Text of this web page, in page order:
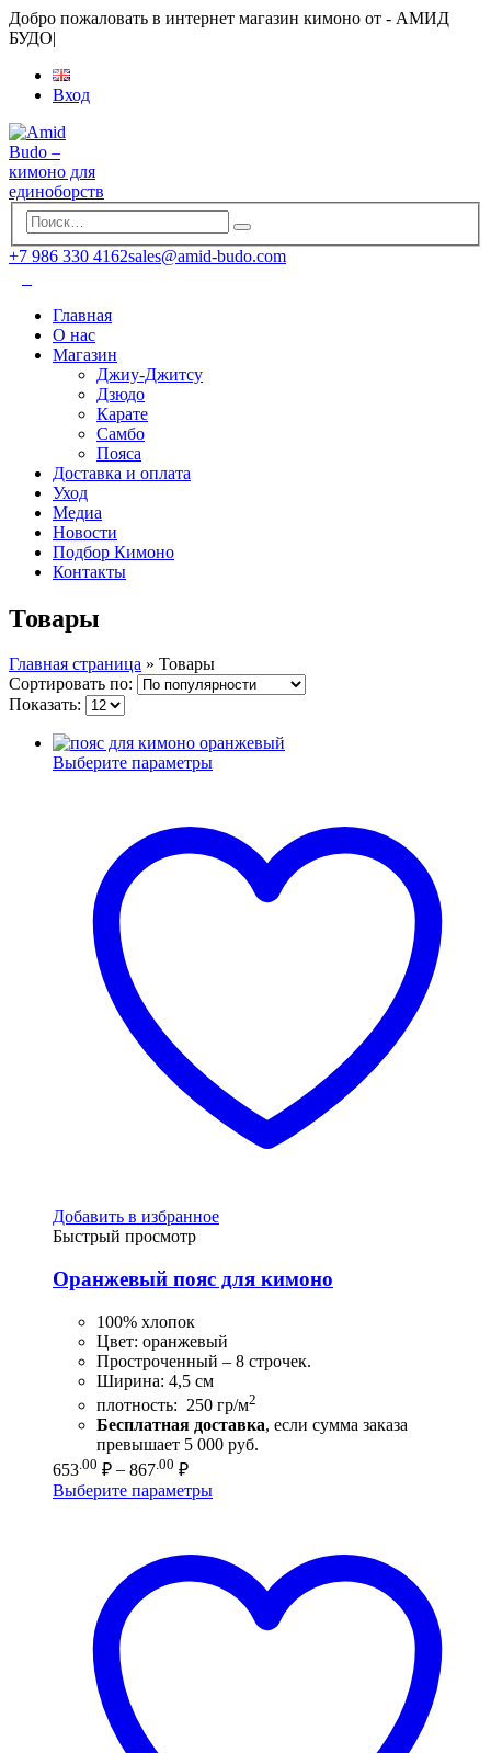
Добро пожаловать в интернет магазин кимоно от - АМИД
БУДО|
Вход
+7 986 330 4162sales@amid-budo.com
Главная
О нас
Магазин
Джиу-Джитсу
Дзюдо
Карате
Самбо
Пояса
Доставка и оплата
Уход
Медиа
Новости
Подбор Кимоно
Контакты
Товары
Главная страница » Товары
Сортировать по:
Показать:
Выберите параметры
Добавить в избранное
Быстрый просмотр
Оранжевый пояс для кимоно
100% хлопок
Цвет: оранжевый
Простроченный – 8 строчек.
Ширина: 4,5 см
плотность: 250 гр/м2
Бесплатная доставка, если сумма заказа
превышает 5 000 руб.
653 .00 ₽ – 867 .00 ₽Диапазон
653.00 ₽
Выберите параметры